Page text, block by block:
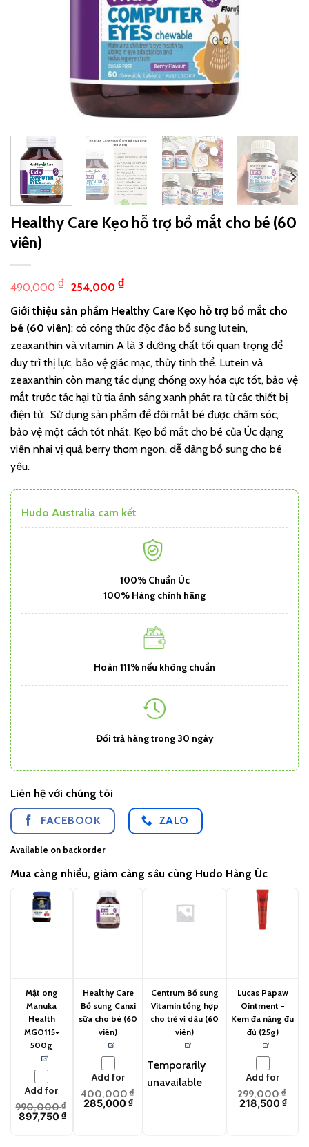
Healthy Care Kẹo hỗ trợ bổ mắt cho bé (60
viên)
490,000₫ 254,000 ₫
Giới thiệu sản phẩm Healthy Care Kẹo hỗ trợ bổ mắt cho
bé (60 viên): có công thức độc đáo bổ sung lutein,
zeaxanthin và vitamin A là 3 dưỡng chất tối quan trọng để
duy trì thị lực, bảo vệ giác mạc, thủy tinh thể. Lutein và
zeaxanthin còn mang tác dụng chống oxy hóa cực tốt, bảo vệ
mắt trước tác hại từ tia ánh sáng xanh phát ra từ các thiết bị
điện tử. Sử dụng sản phẩm để đôi mắt bé được chăm sóc,
bảo vệ một cách tốt nhất. Kẹo bổ mắt cho bé của Úc dạng
viên nhai vị quả berry thơm ngon, dễ dàng bổ sung cho bé
yêu.
Hudo Australia cam kết
100% Chuẩn Úc
100% Hàng chính hãng
Hoàn 111% nếu không chuẩn
Đổi trả hàng trong 30 ngày
Liên hệ với chúng tôi
FACEBOOK ZALO
Available on backorder
Mua càng nhiều, giảm càng sâu cùng Hudo Hàng Úc
Mật ong
Manuka
Health
MGO115+
500g
Add for
990,000₫
897,750 ₫
Healthy Care
Bổ sung Canxi
sữa cho bé (60
viên)
Add for
400,000₫
285,000₫
Centrum Bổ sung
Vitamin tổng hợp
cho trẻ vị dâu (60
viên)
Temporarily
unavailable
Lucas Papaw
Ointment -
Kem đa năng đu
đủ (25g)
Add for
299,000₫
218,500 ₫